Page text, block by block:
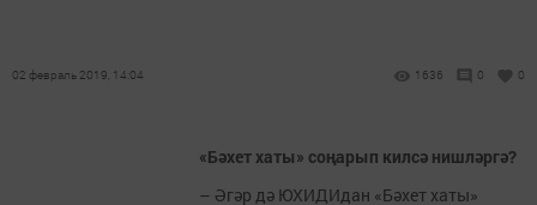
02 февраль 2019, 14:04 1636 0 0
«Бәхет хаты» соңарып килсә нишләргә?
– Әгәр дә ЮХИДИдан «Бәхет хаты»